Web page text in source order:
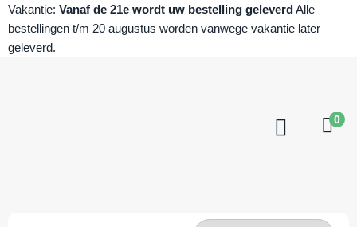
Vakantie: Vanaf de 21e wordt uw bestelling geleverdAlle
bestellingen t/m 20 augustus worden vanwege vakantie later
geleverd.
0